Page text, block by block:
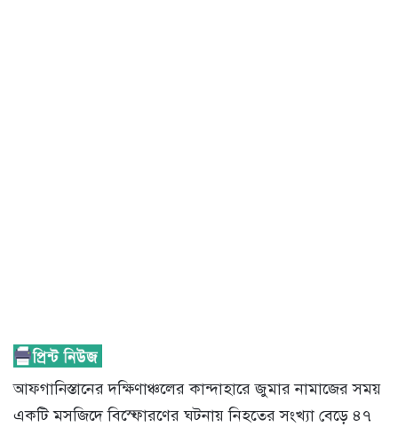
আফগানিস্তানের দক্ষিণাঞ্চলের কান্দাহারে জুমার নামাজের সময়
একটি মসজিদে বিস্ফোরণের ঘটনায় নিহতের সংখ্যা বেড়ে ৪৭